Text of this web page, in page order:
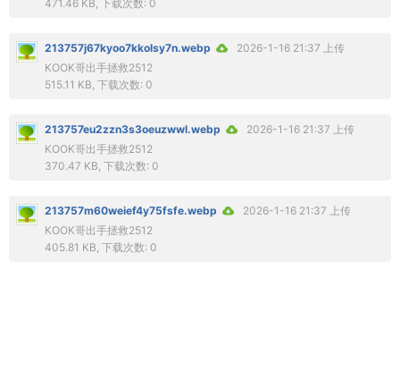
471.46 KB, 下载次数: 0
213757j67kyoo7kkolsy7n.webp
2026-1-16 21:37 上传
KOOK哥出手拯救2512
515.11 KB, 下载次数: 0
213757eu2zzn3s3oeuzwwl.webp
2026-1-16 21:37 上传
KOOK哥出手拯救2512
370.47 KB, 下载次数: 0
213757m60weief4y75fsfe.webp
2026-1-16 21:37 上传
KOOK哥出手拯救2512
405.81 KB, 下载次数: 0